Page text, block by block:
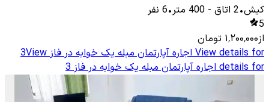
کیش•
2 اتاق -
400 متر•
6 نفر
5
از۱٬۲۰۰٬۰۰۰ تومان
View details for اجاره آپارتمان مبله یک خوابه در فاز 3View
details for اجاره آپارتمان مبله یک خوابه در فاز 3